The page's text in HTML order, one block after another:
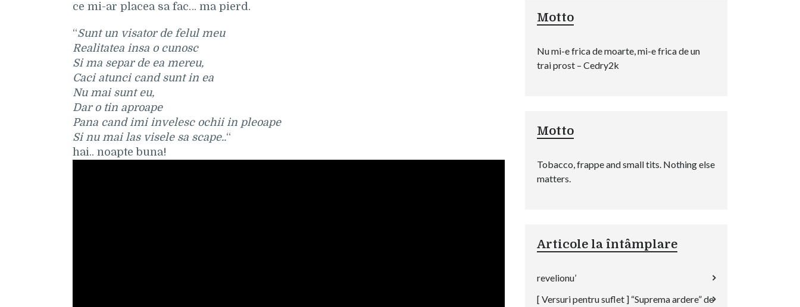
ce mi-ar placea sa fac… ma pierd.
“Sunt un visator de felul meu
Realitatea insa o cunosc
Si ma separ de ea mereu,
Caci atunci cand sunt in ea
Nu mai sunt eu,
Dar o tin aproape
Pana cand imi invelesc ochii in pleoape
Si nu mai las visele sa scape..“
hai.. noapte buna!
Motto
Nu mi-e frica de moarte, mi-e frica de un
trai prost – Cedry2k
Motto
Tobacco, frappe and small tits. Nothing else
matters.
Articole la întâmplare
revelionu’
[ Versuri pentru suflet ] “Suprema ardere” de